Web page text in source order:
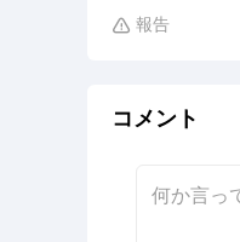
 報告
コメント